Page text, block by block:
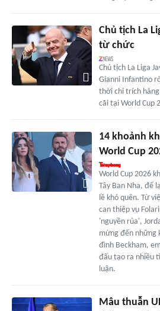
Chủ tịch La
từ chức
Chủ tịch La Liga
Gianni Infantino
thời chỉ trích
cãi tại World Cup
14 khoảnh
World Cup
World Cup 2026
Tây Ban Nha, để
lề khó quên. Từ
can thiệp vụ
'nguyền rủa',
mừng đến những
đình Beckham,
đấu tạo ra nhiều
luận.
Mâu thuẫn